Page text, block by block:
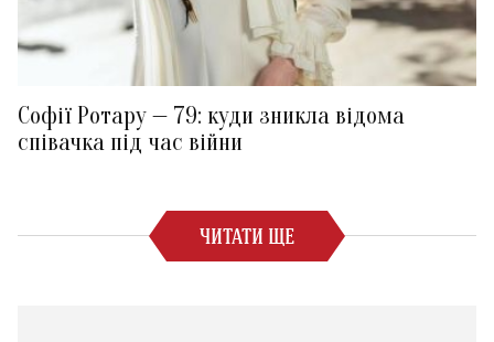
Софії Ротару — 79: куди зникла відома
співачка під час війни
ЧИТАТИ ЩЕ